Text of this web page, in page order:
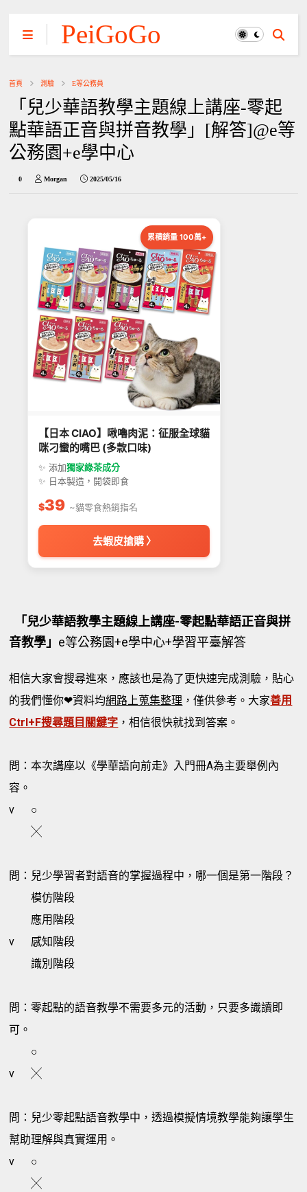
PeiGoGo
首頁 測驗 E等公務員
「兒少華語教學主題線上講座-零起
點華語正音與拼音教學」[解答]@e等
公務園+e學中心
0 Morgan 2025/05/16
累積銷量 100萬+
【日本 CIAO】啾嚕肉泥：征服全球貓
咪刁蠻的嘴巴 (多款口味)
✨ 添加獨家綠茶成分
✨ 日本製造，開袋即食
$39 ~貓零食熱銷指名
去蝦皮搶購 〉
「兒少華語教學主題線上講座-零起點華語正音與拼
音教學」 e等公務園+e學中心+學習平臺解答
相信大家會搜尋進來，應該也是為了更快速完成測驗，貼心
的我們懂你❤資料均網路上蒐集整理 ，僅供參考。大家善用
Ctrl+F搜尋題目關鍵字 ，相信很快就找到答案。
問：本次講座以《學華語向前走》入門冊A為主要舉例內
容。
v
○
╳
問：兒少學習者對語音的掌握過程中，哪一個是第一階段？
模仿階段
應用階段
v
感知階段
識別階段
問：零起點的語音教學不需要多元的活動，只要多識讀即
可。
○
v
╳
問：兒少零起點語音教學中，透過模擬情境教學能夠讓學生
幫助理解與真實運用。
v
○
╳